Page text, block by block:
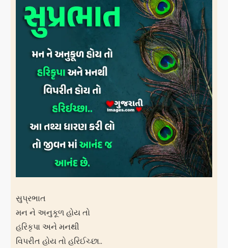
સુપ્રભાત
મન ને અનુકૂળ હોય તો
હરિકૃપા અને મનથી
વિપરીત હોય તો હરિઈચ્છા..